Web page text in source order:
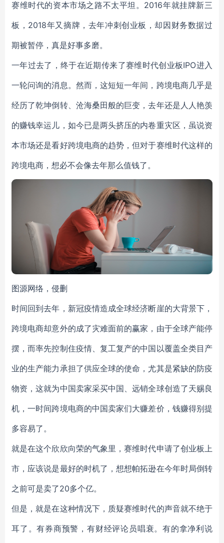
赛维时代的资本市场之路不太平坦。2016年就挂牌新三
板，2018年又摘牌，去年冲刺创业板，却因财务数据过
期被暂停，真是好事多磨。
一年过去了，终于在近期传来了赛维时代创业板IPO进入
一轮问询的消息。然而，这短短一年间，跨境电商几乎是
经历了乾坤倒转、沧海桑田般的巨变，去年还是人人艳羡
的赚钱幸运儿，如今已是两头挤压的内卷重灾区，虽说资
本市场还是看好跨境电商的趋势，但对于赛维时代这样的
跨境电商，想必不会像去年那么值钱了。
图源网络，侵删
时间回到去年，新冠疫情造成全球经济断崖的大背景下，
跨境电商却意外的成了灾难面前的赢家，由于全球产能停
摆，而率先控制住疫情、复工复产的中国以覆盖全类目产
业的生产能力承担了供应全球的使命，尤其是紧缺的防疫
物资，这就为中国卖家采买中国、远销全球创造了天赐良
机，一时间跨境电商的中国卖家们大赚差价，钱赚得别提
多容易了。
就是在这个欣欣向荣的气象里，赛维时代申请了创业板上
市，应该说是最好的时机了，想想帕拓逊在今年时局倒转
之前可是卖了20多个亿。
但是，就是在这种情况下，质疑赛维时代的声音就不绝于
耳了。有券商预警，有财经评论员唱衰。有的拿净利说